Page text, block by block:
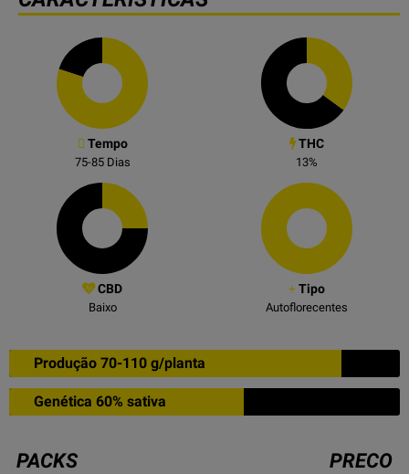
Tempo
75-85Dias
THC
13%
CBD
Baixo
Tipo
Autoflorecentes
Produção 70-110 g/planta
Genética 60% sativa
PACKS PRECO